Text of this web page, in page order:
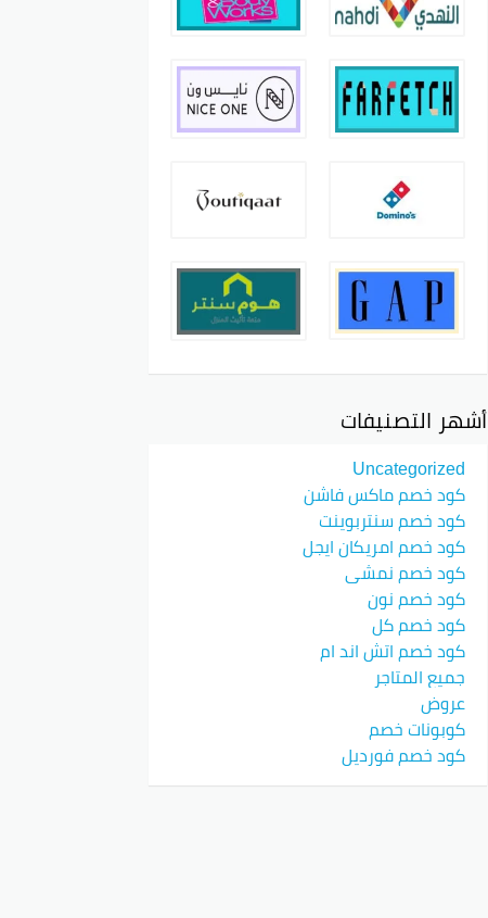
أشهر التصنيفات
Uncategorized
كود خصم ماكس فاشن
كود خصم سنتربوينت
كود خصم امريكان ايجل
كود خصم نمشي
كود خصم نون
كود خصم كل
كود خصم اتش اند ام
جميع المتاجر
عروض
كوبونات خصم
كود خصم فورديل